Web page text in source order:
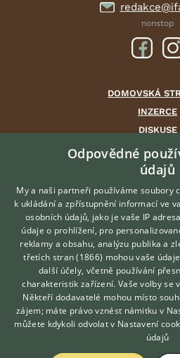
nonstop
DOMOVSKÁ
INZERCE
DISKUSE
ČLÁNKY
CHOVATELSKÉ
ATLAS
VÝBĚR
O nás
Kontakt
Možnosti
Podmínky
Zpracování
Odpovědné
údajů
My a naši partneři používáme soubory
k ukládání a zpřístupnění informací ve
osobních údajů, jako je vaše IP
údaje o prohlížení, pro
reklamy a obsahu, analýzu publika a
třetích stran (1866) mohou vaše
další účely, včetně používání
charakteristik zařízení. Vaše volby se
Někteří dodavatelé mohou místo
zájem; máte právo vznést námitku v
můžete kdykoli odvolat v Nastavení
údajů